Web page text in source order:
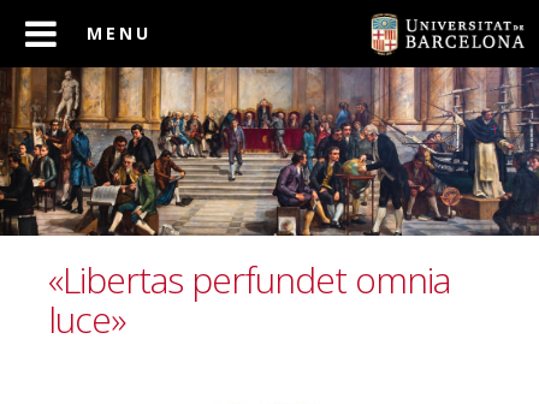
«Libertas perfundet omnia
luce»